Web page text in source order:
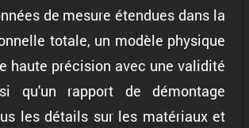
de mesure étendues dans la
totale, un modèle physique
haute précision avec une validité
qu'un rapport de démontage
les détails sur les matériaux et